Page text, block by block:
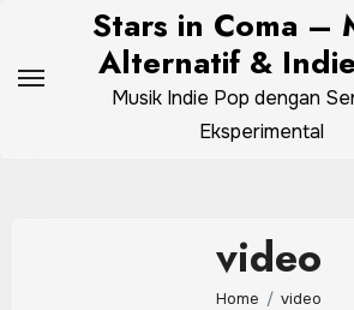
content
Stars in Coma –
Alternatif &
Musik Indie Pop dengan
Eksperimental
video
Home video